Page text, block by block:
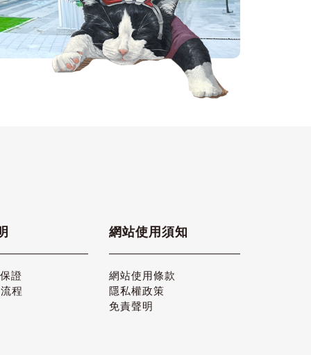
證
程
網站使用須知
網站使用條款
隱私權政策
免責聲明